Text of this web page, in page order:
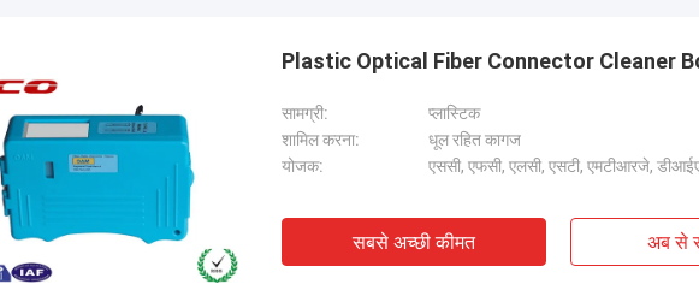
Plastic Optical Fiber Connector Cleaner
सामग्री:
प्लास्टिक
शामिल करना:
धूल रहित कागज
योजक:
एससी, एफसी, एलसी, एसटी, एमटीआरजे,
सबसे अच्छी कीमत अब से